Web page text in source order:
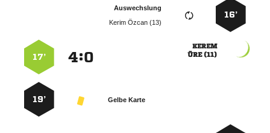
16’
Auswechslung
  

 
:
17’
Gelbe Karte
19’